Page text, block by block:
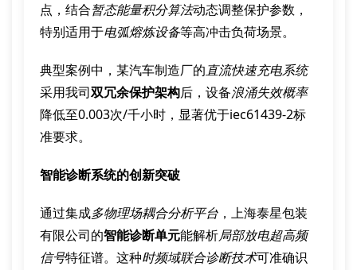
点，结合暂态能量积分算法动态调整保护参数，
特别适用于电弧熔炼设备等高冲击负荷场景。
典型案例中，某汽车制造厂的直流快速充电系统
采用我司双冗余保护架构后，设备浪涌失效概率
降低至0.003次/千小时，显著优于iec61439-2标
准要求。
智能诊断系统的创新突破
通过集成多物理场耦合分析平台 ，上海泰星包装
有限公司的智能诊断单元能解析局部放电超高频
信号特征谱。这种时频域联合诊断技术可准确识